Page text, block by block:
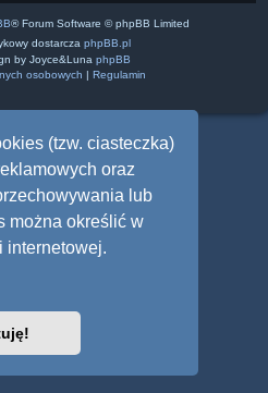
(tzw. ciasteczka)
oraz
lub
można określić w
internetowej.
® Forum Software © phpBB Limited
dostarcza phpBB.pl
by Joyce&Luna phpBB
osobowych | Regulamin